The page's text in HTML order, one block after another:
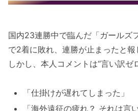
国内23連勝中で臨んだ「ガールズ
で2着に敗れ、連勝が止まったと報
しかし、本人コメントは“言い訳ゼロ
「仕掛けが遅れてしまった」
「海外遠征の疲れ？ それは言